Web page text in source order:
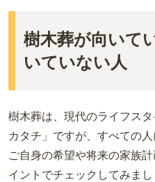
樹木葬が向いて
いていない人
樹木葬は、現代のライフス
カタチ」ですが、すべての人
ご自身の希望や将来の家族
イントでチェックしてみまし